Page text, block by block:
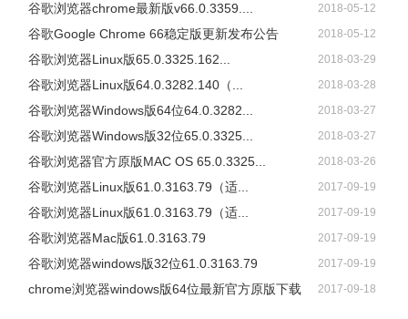
谷歌浏览器chrome最新版v66.0.3359.... 2018-05-12
谷歌Google Chrome 66稳定版更新发布公告 2018-05-12
谷歌浏览器Linux版65.0.3325.162... 2018-03-29
谷歌浏览器Linux版64.0.3282.140（... 2018-03-28
谷歌浏览器Windows版64位64.0.3282... 2018-03-27
谷歌浏览器Windows版32位65.0.3325... 2018-03-27
谷歌浏览器官方原版MAC OS 65.0.3325... 2018-03-26
谷歌浏览器Linux版61.0.3163.79（适... 2017-09-19
谷歌浏览器Linux版61.0.3163.79（适... 2017-09-19
谷歌浏览器Mac版61.0.3163.79 2017-09-19
谷歌浏览器windows版32位61.0.3163.79 2017-09-19
chrome浏览器windows版64位最新官方原版下载 2017-09-18